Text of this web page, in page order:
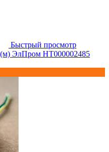
Быстрый просмотр
ЭлПром НТ000002485